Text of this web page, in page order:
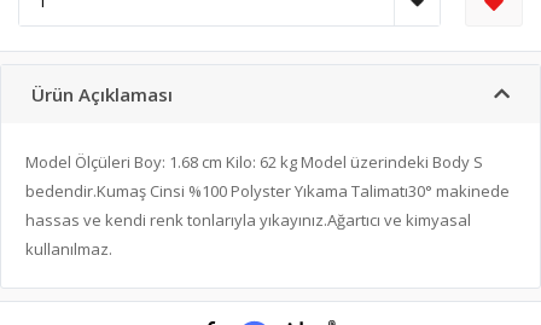
Ürün Açıklaması
Model Ölçüleri Boy: 1.68 cm Kilo: 62 kg Model üzerindeki Body S
bedendir.Kumaş Cinsi %100 Polyster Yıkama Talimatı30° makinede
hassas ve kendi renk tonlarıyla yıkayınız.Ağartıcı ve kimyasal
kullanılmaz.